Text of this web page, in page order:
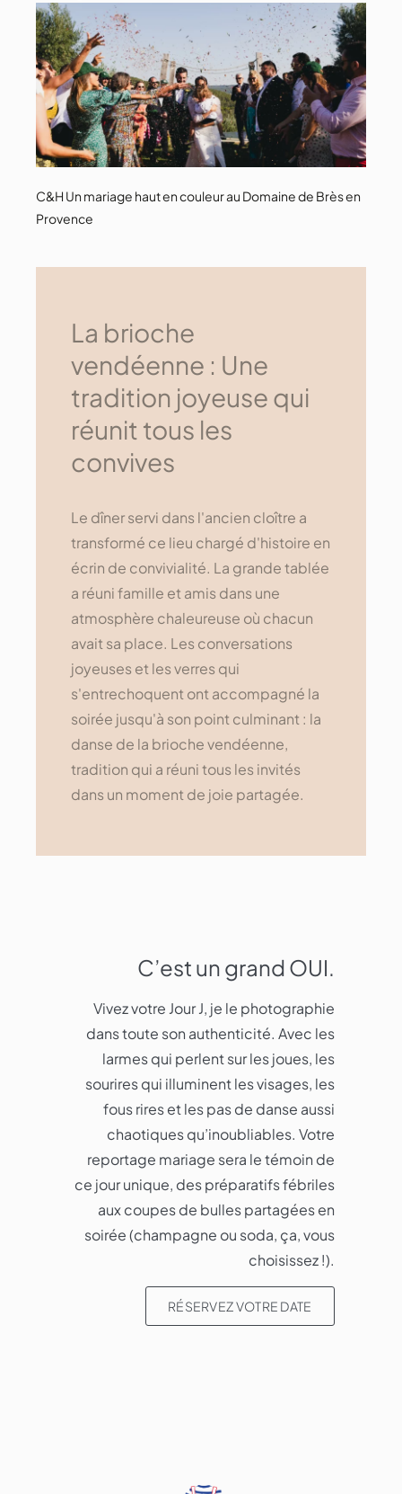
C&H Un mariage haut en couleur au Domaine de Brès en
Provence
La brioche
vendéenne : Une
tradition joyeuse qui
réunit tous les
convives
Le dîner servi dans l'ancien cloître a
transformé ce lieu chargé d'histoire en
écrin de convivialité. La grande tablée
a réuni famille et amis dans une
atmosphère chaleureuse où chacun
avait sa place. Les conversations
joyeuses et les verres qui
s'entrechoquent ont accompagné la
soirée jusqu'à son point culminant : la
danse de la brioche vendéenne,
tradition qui a réuni tous les invités
dans un moment de joie partagée.
C’est un grand OUI.
Vivez votre Jour J, je le photographie
dans toute son authenticité. Avec les
larmes qui perlent sur les joues, les
sourires qui illuminent les visages, les
fous rires et les pas de danse aussi
chaotiques qu’inoubliables. Votre
reportage mariage sera le témoin de
ce jour unique, des préparatifs fébriles
aux coupes de bulles partagées en
soirée (champagne ou soda, ça, vous
choisissez !).
RÉSERVEZ VOTRE DATE